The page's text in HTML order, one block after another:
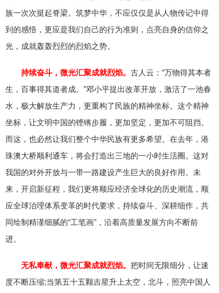
族一次次挺起脊梁。筑梦中华，不应仅仅是从人物传记中得
到的感悟，更应是我们自己的行为准则，点亮自身的信仰之
光，成就轰轰烈烈的烈焰之势。
持续奋斗，微光汇聚成就烈焰。古人云：“万物得其本者
生，百事得其道者成。”邓小平提出改革开放，激活了一池春
水，极大解放生产力，更重构了民族的精神坐标。这个精神
坐标，让文明中国的铿锵步履，更加坚定，更加不可阻挡。
而这，也必然让我们整个中华民族有更多希望。在去年，港
珠澳大桥顺利通车，将会打造出三地的一小时生活圈。这对
我国的对外开放与一带一路建设产生巨大的良好作用。未
来，开启新征程，我们更将顺应经济全球化的历史潮流，顺
应全球治理体系变革的时代要求，持续奋斗、深耕细作，共
同绘制精谨细腻的“工笔画”，沿着高质量发展方向不断前
进。
无私奉献，微光汇聚成就烈焰。把时间无限细分，让速
度不断压缩;当第五十五颗吉星升上太空，北斗，照亮中国人